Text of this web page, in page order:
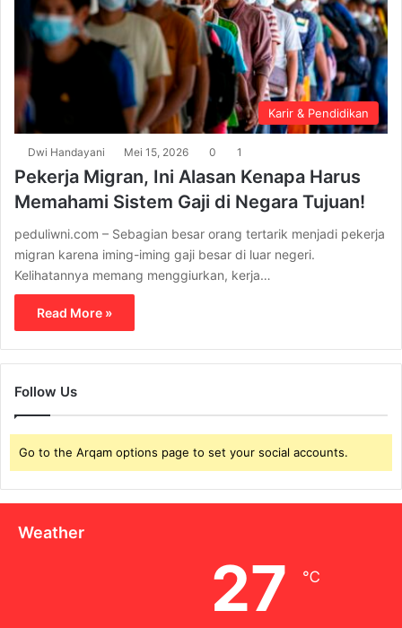
Karir & Pendidikan
Dwi Handayani Mei 15, 2026 0 1
Pekerja Migran, Ini Alasan Kenapa Harus
Memahami Sistem Gaji di Negara Tujuan!
peduliwni.com – Sebagian besar orang tertarik menjadi pekerja
migran karena iming-iming gaji besar di luar negeri.
Kelihatannya memang menggiurkan, kerja…
Read More »
Follow Us
Go to the Arqam options page to set your social accounts.
Weather
27 ℃